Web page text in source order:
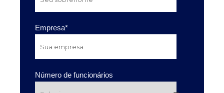
Empresa*
Número de funcionários